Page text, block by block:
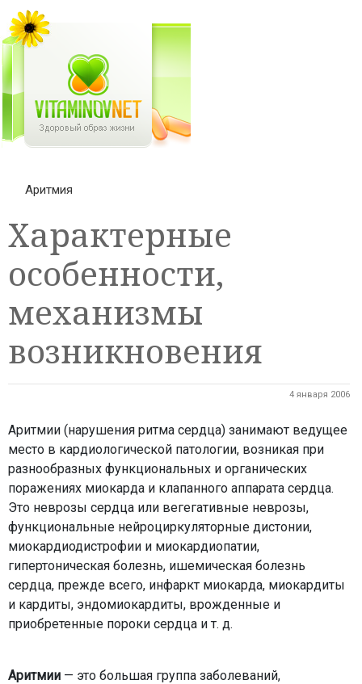
Аритмия
Характерные
особенности,
механизмы
возникновения
4 января 2006
Аритмии (нарушения ритма сердца) занимают ведущее
место в кардиологической патологии, возникая при
разнообразных функциональных и органических
поражениях миокарда и клапанного аппарата сердца.
Это неврозы сердца или вегегативные неврозы,
функциональные нейроциркуляторные дистонии,
миокардиодистрофии и миокардиопатии,
гипертоническая болезнь, ишемическая болезнь
сердца, прежде всего, инфаркт миокарда, миокардиты
и кардиты, эндомиокардиты, врожденные и
приобретенные пороки сердца и т. д.
Аритмии — это большая группа заболеваний,